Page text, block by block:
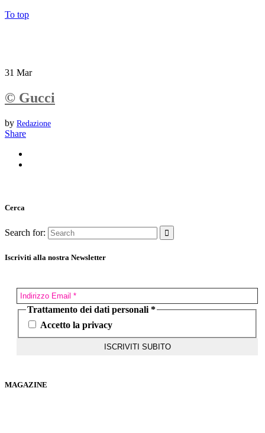
To top
31 Mar
© Gucci
by Redazione
Share
Cerca
Search for:
Iscriviti alla nostra Newsletter
Trattamento dei dati personali *
Accetto la privacy
MAGAZINE